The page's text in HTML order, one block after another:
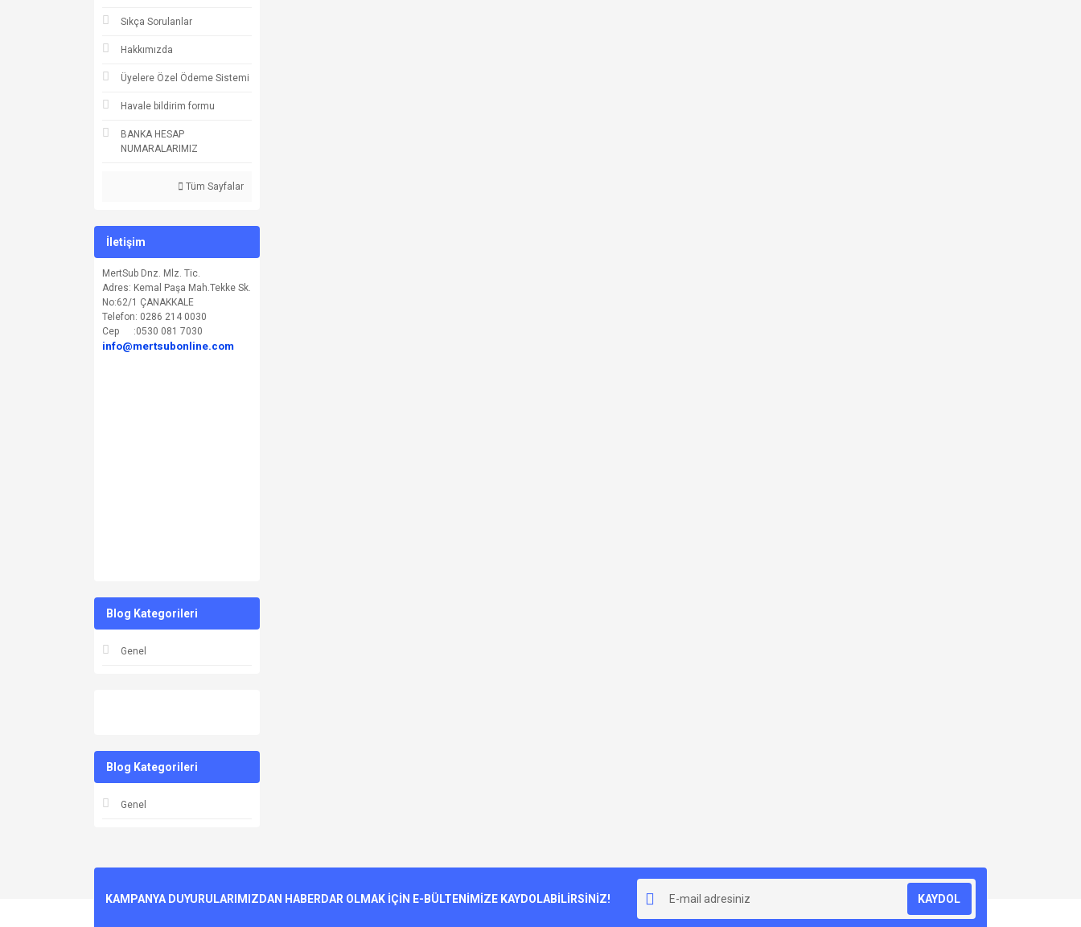
Sıkça Sorulanlar
Hakkımızda
Üyelere Özel Ödeme Sistemi
Havale bildirim formu
BANKA HESAP
NUMARALARIMIZ
Tüm Sayfalar
İletişim
MertSub Dnz. Mlz. Tic.
Adres: Kemal Paşa Mah.Tekke Sk.
No:62/1 ÇANAKKALE
Telefon: 0286 214 0030
Cep :0530 081 7030
info@mertsubonline.com
Blog Kategorileri
Genel
Blog Kategorileri
Genel
KAMPANYA DUYURULARIMIZDAN HABERDAR OLMAK İÇİN E-BÜLTENİMİZE KAYDOLABİLİRSİNİZ! KAYDOL